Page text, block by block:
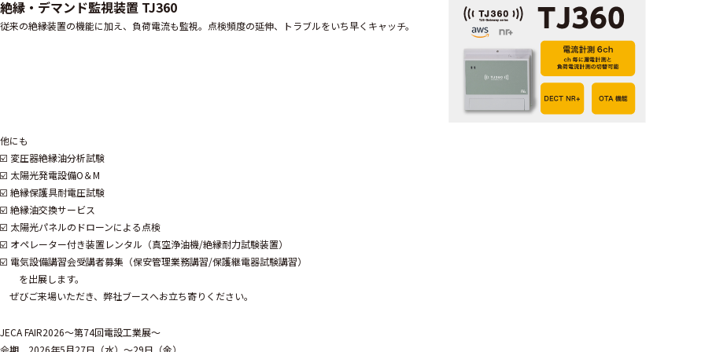
絶縁・デマンド監視装置 TJ360
従来の絶縁装置の機能に加え、負荷電流も監視。点検頻度の延伸、 トラブルをいち早くキャッチ。
他にも
☑️ 変圧器絶縁油分析試験
☑️ 太陽光発電設備O＆M
☑️ 絶縁保護具耐電圧試験
☑️ 絶縁油交換サービス
☑️ 太陽光パネルのドローンによる点検
☑️ オペレーター付き装置レンタル（真空浄油機/絶縁耐力試験装置）
☑️ 電気設備講習会受講者募集（保安管理業務講習/保護継電器試験講習）
を出展します。
ぜびご来場いただき、弊社ブースへお立ち寄りください。
JECA FAIR2026～第74回電設工業展～
会期 2026年5月27日（水）～29日（金）